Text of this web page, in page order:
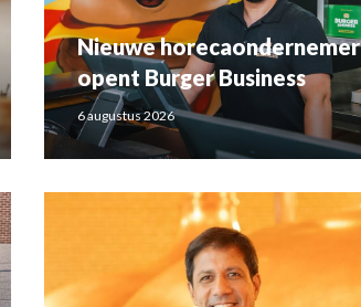
Nieuwe horecaondernemer
opent Burger Business
6 augustus 2026